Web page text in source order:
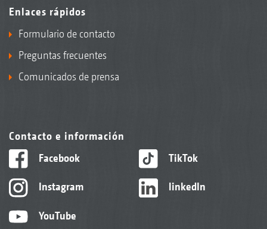
Enlaces rápidos
Formulario de contacto
Preguntas frecuentes
Comunicados de prensa
Contacto e información
Facebook
Instagram
YouTube
TikTok
linkedIn